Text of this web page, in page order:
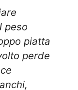
peso
piatta
perde